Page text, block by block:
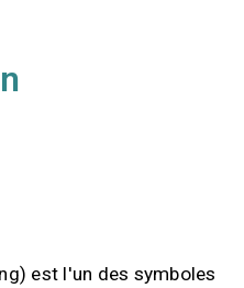
est l'un des symboles